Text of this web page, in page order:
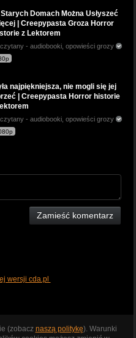
Starych Domach Można Usłyszeć
| Creepypasta Groza Horror
z Lektorem
- audiobooki, opowieści grozy
najpiękniejsza, nie mogli się jej
| Creepypasta Horror historie
- audiobooki, opowieści grozy
Zamieść komentarz
wersji cda.pl
(zobacz naszą politykę). Warunki